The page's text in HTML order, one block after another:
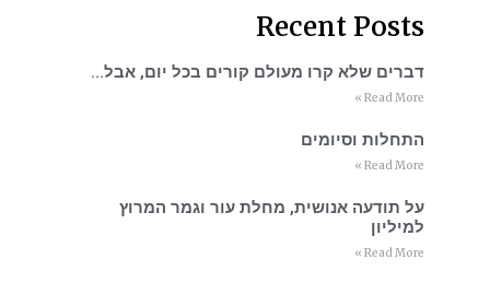
Recent Posts
דברים שלא קרו מעולם קורים בכל יום, אבל…
Read More »
התחלות וסיומים
Read More »
על תודעה אנושית, מחלת עור וגמר המרוץ
למיליון
Read More »